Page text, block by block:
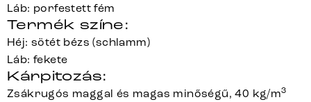
Láb: porfestett fém
Termék színe:
Héj: sötét bézs (schlamm)
Láb: fekete
Kárpitozás:
Zsákrugós maggal és magas minőségű, 40 kg/m3